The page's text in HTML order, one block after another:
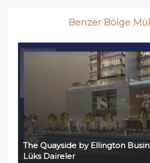
Benzer Bölge
The Quayside by Ellington
Lüks Daireler